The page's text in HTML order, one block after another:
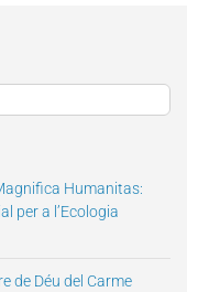
Humanitas:
per a l’Ecologia
de Déu del Carme